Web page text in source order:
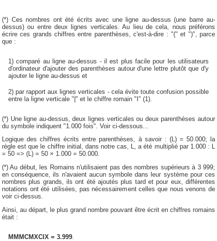
(*) Ces nombres ont été écrits avec une ligne au-dessus (une barre au-
dessus) ou entre deux lignes verticales. Au lieu de cela, nous préférons
écrire ces grands chiffres entre parenthèses, c'est-à-dire : "(" et ")", parce
que :
1) comparé au ligne au-dessus - il est plus facile pour les utilisateurs
d'ordinateur d'ajouter des parenthèses autour d'une lettre plutôt que d'y
ajouter le ligne au-dessus et
2) par rapport aux lignes verticales - cela évite toute confusion possible
entre la ligne verticale "|" et le chiffre romain "I" (1).
(*) Une ligne au-dessus, deux lignes verticales ou deux parenthèses autour
du symbole indiquent "1.000 fois". Voir ci-dessous...
Logique des chiffres écrits entre parenthèses, à savoir : (L) = 50.000; la
règle est que le chiffre initial, dans notre cas, L, a été multiplié par 1.000 : L
= 50 => (L) = 50 × 1.000 = 50.000.
(*) Au début, les Romains n'utilisaient pas des nombres supérieurs à 3 999;
en conséquence, ils n'avaient aucun symbole dans leur système pour ces
nombres plus grands, ils ont été ajoutés plus tard et pour eux, différentes
notations ont été utilisées, pas nécessairement celles que nous venons de
voir ci-dessus.
Ainsi, au départ, le plus grand nombre pouvant être écrit en chiffres romains
était :
MMMCMXCIX = 3.999